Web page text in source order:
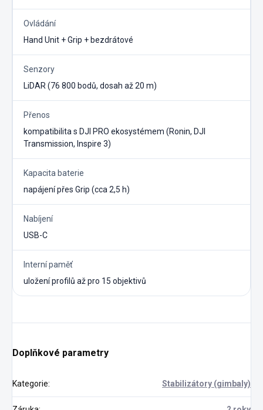
Ovládání
Hand Unit + Grip + bezdrátové
Senzory
LiDAR (76 800 bodů, dosah až 20 m)
Přenos
kompatibilita s DJI PRO ekosystémem (Ronin, DJI
Transmission, Inspire 3)
Kapacita baterie
napájení přes Grip (cca 2,5 h)
Nabíjení
USB-C
Interní paměť
uložení profilů až pro 15 objektivů
Doplňkové parametry
Kategorie: Stabilizátory (gimbaly)